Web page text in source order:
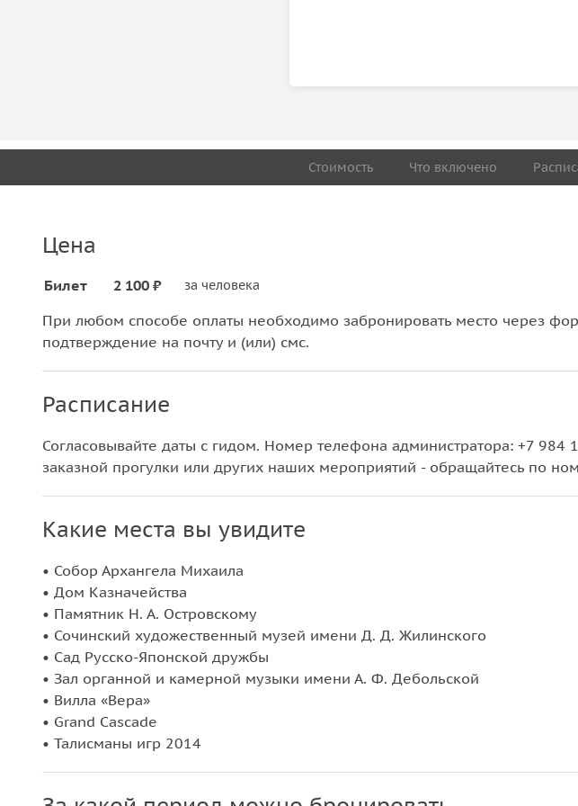
Стоимость Что включено
Цена
Билет 2 100 ₽ за человека
При любом способе оплаты необходимо забронировать место через
подтверждение на почту и (или) смс.
Расписание
Согласовывайте даты с гидом. Номер телефона администратора: +7 984
заказной прогулки или других наших мероприятий - обращайтесь по
Какие места вы увидите
• Собор Архангела Михаила
• Дом Казначейства
• Памятник Н. А. Островскому
• Сочинский художественный музей имени Д. Д. Жилинского
• Сад Русско-Японской дружбы
• Зал органной и камерной музыки имени А. Ф. Дебольской
• Вилла «Вера»
• Grand Cascade
• Талисманы игр 2014